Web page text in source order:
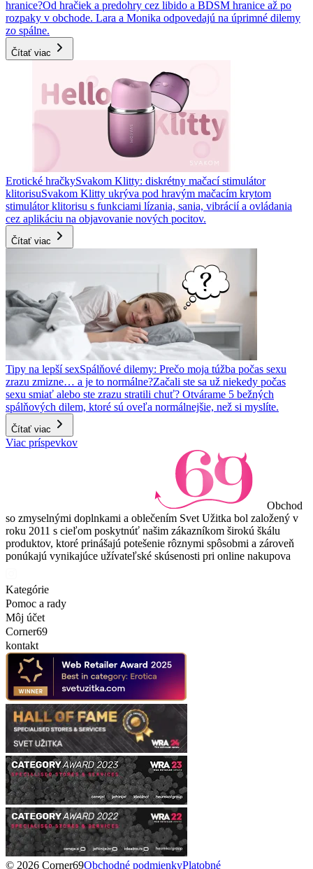
hranice?Od hračiek a predohry cez libido a BDSM hranice až po
rozpaky v obchode. Lara a Monika odpovedajú na úprimné dilemy
zo spálne.
Čítať viac
Erotické hračkySvakom Klitty: diskrétny mačací stimulátor
klitorisuSvakom Klitty ukrýva pod hravým mačacím krytom
stimulátor klitorisu s funkciami lízania, sania, vibrácií a ovládania
cez aplikáciu na objavovanie nových pocitov.
Čítať viac
Tipy na lepší sexSpálňové dilemy: Prečo moja túžba počas sexu
zrazu zmizne… a je to normálne?Začali ste sa už niekedy počas
sexu smiať alebo ste zrazu stratili chuť? Otvárame 5 bežných
spálňových dilem, ktoré sú oveľa normálnejšie, než si myslíte.
Čítať viac
Viac príspevkov
Obchod
so zmyselnými doplnkami a oblečením Svet Užitka bol založený v
roku 2011 s cieľom poskytnúť našim zákazníkom širokú škálu
produktov, ktoré prinášajú potešenie rôznymi spôsobmi a zároveň
ponúkajú vynikajúce užívateľské skúsenosti pri online nakupova
Kategórie
Pomoc a rady
Môj účet
Corner69
kontakt
© 2026 Corner69Obchodné podmienkyPlatobné